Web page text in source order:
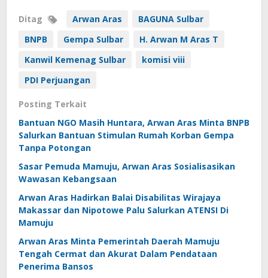
Ditag Arwan Aras
BAGUNA Sulbar
BNPB
Gempa Sulbar
H. Arwan M Aras T
Kanwil Kemenag Sulbar
komisi viii
PDI Perjuangan
Posting Terkait
Bantuan NGO Masih Huntara, Arwan Aras Minta BNPB
Salurkan Bantuan Stimulan Rumah Korban Gempa
Tanpa Potongan
Sasar Pemuda Mamuju, Arwan Aras Sosialisasikan
Wawasan Kebangsaan
Arwan Aras Hadirkan Balai Disabilitas Wirajaya
Makassar dan Nipotowe Palu Salurkan ATENSI Di
Mamuju
Arwan Aras Minta Pemerintah Daerah Mamuju
Tengah Cermat dan Akurat Dalam Pendataan
Penerima Bansos